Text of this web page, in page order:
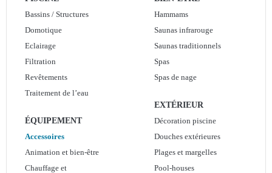
Bassins / Structures
Domotique
Eclairage
Filtration
Revêtements
Traitement de l’eau
ÉQUIPEMENT
Accessoires
Animation et bien-être
Chauffage et
Hammams
Saunas infrarouge
Saunas traditionnels
Spas
Spas de nage
EXTÉRIEUR
Décoration piscine
Douches extérieures
Plages et margelles
Pool-houses